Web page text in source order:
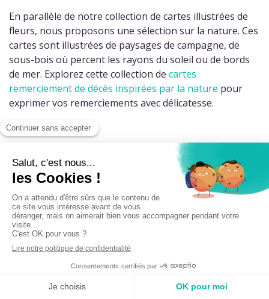
En parallèle de notre collection de cartes illustrées de
fleurs, nous proposons une sélection sur la nature. Ces
cartes sont illustrées de paysages de campagne, de
sous-bois où percent les rayons du soleil ou de bords
de mer. Explorez cette collection de cartes
remerciement de décès inspirées par la nature pour
exprimer vos remerciements avec délicatesse.
Une carte unique, accompagnée
avec soin
Toutes nos cartes de remerciement sont
personnalisables : vous pouvez y inscrire votre propre
texte, vous inspirer de nos exemples ou encore
une citation. Vous pourrez même
vous le souhaitez. Mais au-delà de la personnalisation,
avec attention.